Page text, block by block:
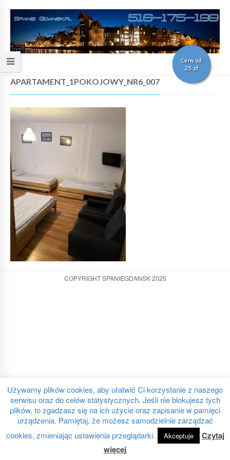
Ceny od
25 zł
APARTAMENT_1POKOJOWY_NR6_007
COPYRIGHT SPANIEGDANSK 2025
Używamy plików cookies, aby ułatwić Ci korzystanie z naszego
serwisu oraz do celów statystycznych. Jeśli nie blokujesz tych
plików, to zgadzasz się na ich użycie oraz zapisanie w pamięci
urządzenia. Pamiętaj, że możesz samodzielnie zarządzać
cookies, zmieniając ustawienia przeglądarki.
Akceptuje
Czytaj
więcej